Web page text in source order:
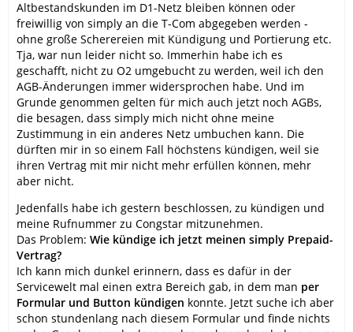
Altbestandskunden im D1-Netz bleiben können oder
freiwillig von simply an die T-Com abgegeben werden -
ohne große Scherereien mit Kündigung und Portierung etc.
Tja, war nun leider nicht so. Immerhin habe ich es
geschafft, nicht zu O2 umgebucht zu werden, weil ich den
AGB-Änderungen immer widersprochen habe. Und im
Grunde genommen gelten für mich auch jetzt noch AGBs,
die besagen, dass simply mich nicht ohne meine
Zustimmung in ein anderes Netz umbuchen kann. Die
dürften mir in so einem Fall höchstens kündigen, weil sie
ihren Vertrag mit mir nicht mehr erfüllen können, mehr
aber nicht.
Jedenfalls habe ich gestern beschlossen, zu kündigen und
meine Rufnummer zu Congstar mitzunehmen.
Das Problem: Wie kündige ich jetzt meinen simply Prepaid-
Vertrag?
Ich kann mich dunkel erinnern, dass es dafür in der
Servicewelt mal einen extra Bereich gab, in dem man per
Formular und Button kündigen konnte. Jetzt suche ich aber
schon stundenlang nach diesem Formular und finde nichts